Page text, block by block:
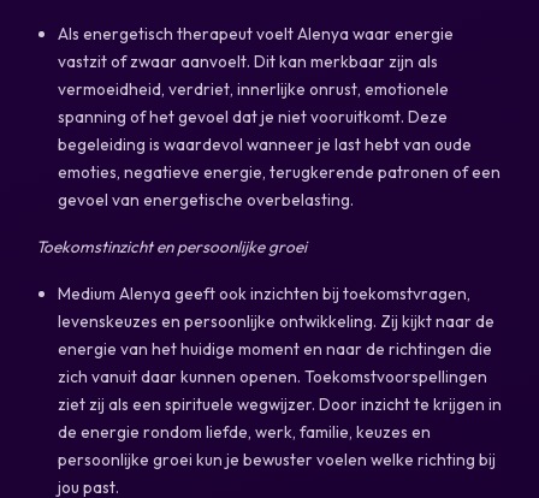
Als energetisch therapeut voelt Alenya waar energie
vastzit of zwaar aanvoelt. Dit kan merkbaar zijn als
vermoeidheid, verdriet, innerlijke onrust, emotionele
spanning of het gevoel dat je niet vooruitkomt. Deze
begeleiding is waardevol wanneer je last hebt van oude
emoties, negatieve energie, terugkerende patronen of een
gevoel van energetische overbelasting.
Toekomstinzicht en persoonlijke groei
Medium Alenya geeft ook inzichten bij toekomstvragen,
levenskeuzes en persoonlijke ontwikkeling. Zij kijkt naar de
energie van het huidige moment en naar de richtingen die
zich vanuit daar kunnen openen. Toekomstvoorspellingen
ziet zij als een spirituele wegwijzer. Door inzicht te krijgen in
de energie rondom liefde, werk, familie, keuzes en
persoonlijke groei kun je bewuster voelen welke richting bij
jou past.